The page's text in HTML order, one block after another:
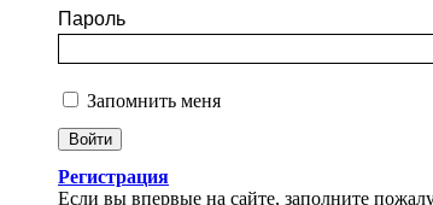
Пароль
Запомнить меня
Регистрация
Если вы впервые на сайте, заполните